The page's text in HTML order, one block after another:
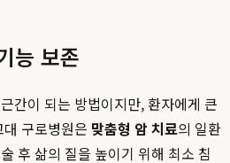
능 보존
간이 되는 방법이지만, 환자에게 큰
구로병원은 맞춤형 암 치료의 일환
후 삶의 질을 높이기 위해 최소 침